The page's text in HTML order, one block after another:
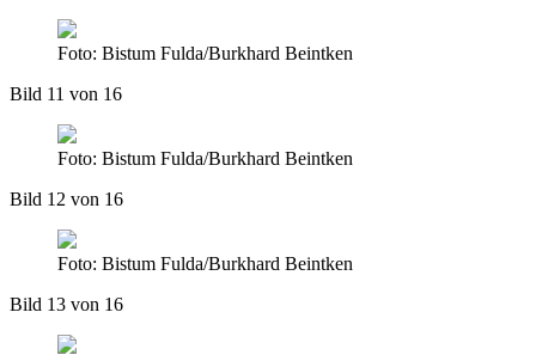
Foto: Bistum Fulda/Burkhard Beintken
Bild 11 von 16
Foto: Bistum Fulda/Burkhard Beintken
Bild 12 von 16
Foto: Bistum Fulda/Burkhard Beintken
Bild 13 von 16